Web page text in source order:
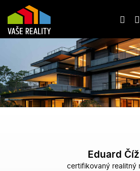
Eduard Číž
certifikovaný realitný